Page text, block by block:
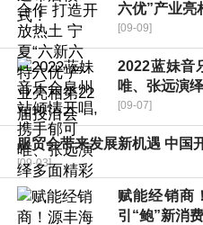
六优”产业亮
[09-09]
2022蓝妹音
唯、张远演
[09-07]
服贸会带来发展新机遇 中国
[09-03]
赋能经销商
引“鲍”新消费